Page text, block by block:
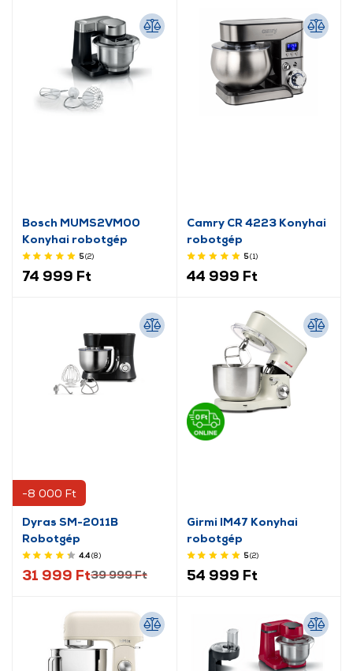
Bosch MUMS2VM00
Konyhai robotgép
5(2)
74 999 Ft
Camry CR 4223 Konyhai
robotgép
5(1)
44 999 Ft
-8 000 Ft
Dyras SM-2011B
Robotgép
4.4(8)
31 999 Ft39 999 Ft
Girmi IM47 Konyhai
robotgép
5(2)
54 999 Ft